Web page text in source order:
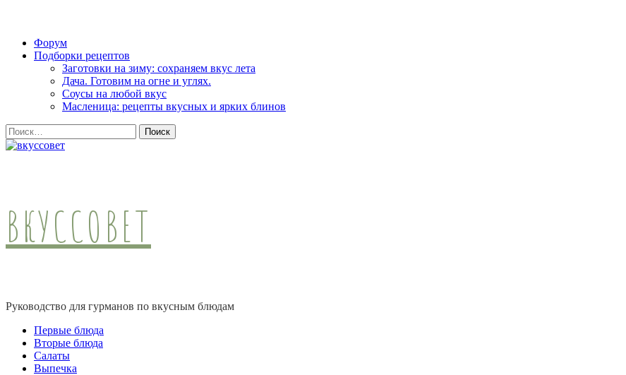
Skip
Форум
Подборки рецептов
Заготовки на зиму: сохраняем вкус лета
Дача. Готовим на огне и углях.
Соусы на любой вкус
Масленица: рецепты вкусных и ярких блинов
Найти:
ВКУССОВЕТ
Руководство для гурманов по вкусным блюдам
Первые блюда
Вторые блюда
Салаты
Выпечка